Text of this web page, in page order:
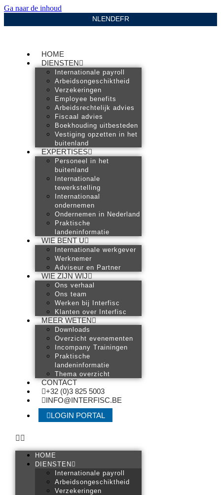
Ga naar de inhoud
NLENDEFR
HOME
DIENSTEN
Internationale payroll
Arbeidsongeschiktheid
Verzekeringen
Employee benefits
Arbeidsrechtelijk advies
Fiscaal advies
Boekhouding uitbesteden
Vestiging opzetten in het
buitenland
EXPERTISES
Personeel in het
buitenland
Internationale
tewerkstelling
Internationaal
ondernemen
Ondernemen in Nederland
Praktische
landeninformatie
WIE BENT U
Internationale werkgever
Werknemer
Adviseur en Partner
WIE ZIJN WIJ
Ons verhaal
Ons team
Werken bij Interfisc
Klanten over Interfisc
MEER WETEN
Downloads
Overzicht evenementen
Incompany Trainingen
Praktische
landeninformatie
Thema overzicht
CONTACT
+32 (0)3 825 5003
INFO@INTERFISC.BE
LOGIN PORTAL
HOME
DIENSTEN
Internationale payroll
Arbeidsongeschiktheid
Verzekeringen